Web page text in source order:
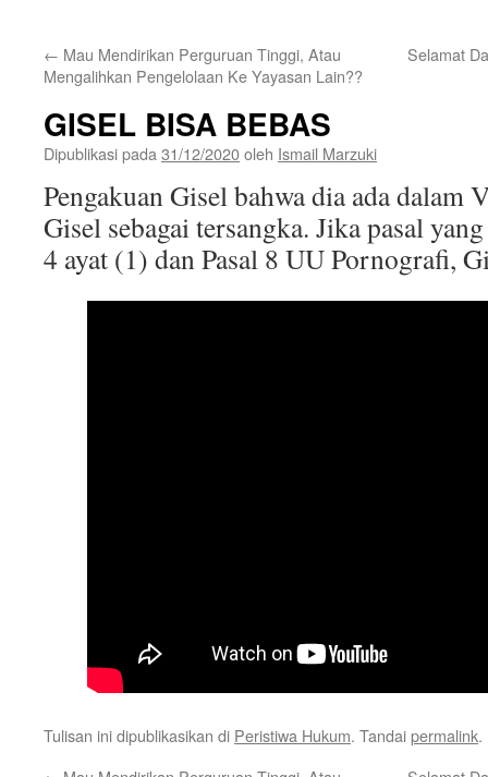
← Mau Mendirikan Perguruan Tinggi, Atau
Mengalihkan Pengelolaan Ke Yayasan Lain??
Selamat
GISEL BISA BEBAS
Dipublikasi pada 31/12/2020oleh Ismail Marzuki
Pengakuan Gisel bahwa dia ada dalam
Gisel sebagai tersangka. Jika pasal
4 ayat (1) dan Pasal 8 UU Pornografi,
Tulisan ini dipublikasikan di Peristiwa Hukum. Tandaipermalink.